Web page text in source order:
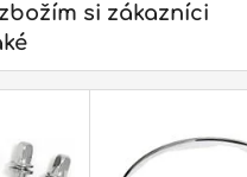
si zákazníci